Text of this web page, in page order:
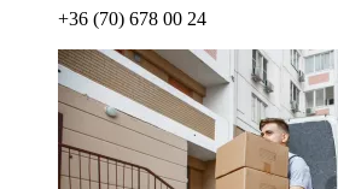
+36 (70) 678 00 24